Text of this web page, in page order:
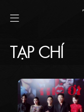
TẠP CHÍ